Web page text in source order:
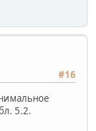
#16
5.2.